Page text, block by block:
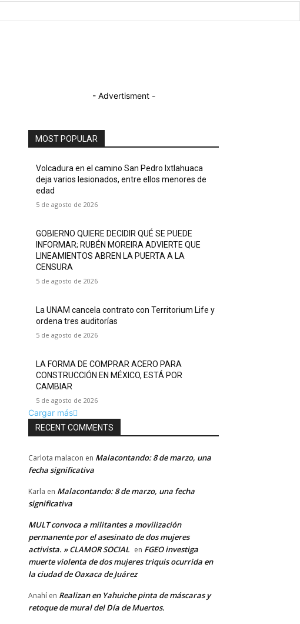
- Advertisment -
MOST POPULAR
Volcadura en el camino San Pedro Ixtlahuaca
deja varios lesionados, entre ellos menores de
edad
5 de agosto de 2026
GOBIERNO QUIERE DECIDIR QUÉ SE PUEDE
INFORMAR; RUBÉN MOREIRA ADVIERTE QUE
LINEAMIENTOS ABREN LA PUERTA A LA
CENSURA
5 de agosto de 2026
La UNAM cancela contrato con Territorium Life y
ordena tres auditorías
5 de agosto de 2026
LA FORMA DE COMPRAR ACERO PARA
CONSTRUCCIÓN EN MÉXICO, ESTÁ POR
CAMBIAR
5 de agosto de 2026
Cargar más
RECENT COMMENTS
Carlota malacon en Malacontando: 8 de marzo, una
fecha significativa
Karla en Malacontando: 8 de marzo, una fecha
significativa
MULT convoca a militantes a movilización
permanente por el asesinato de dos mujeres
activista. » CLAMOR SOCIAL en FGEO investiga
muerte violenta de dos mujeres triquis ocurrida en
la ciudad de Oaxaca de Juárez
Anahí en Realizan en Yahuiche pinta de máscaras y
retoque de mural del Día de Muertos.